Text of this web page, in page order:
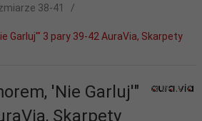
38-41
Garluj'" 3 pary 39-42 AuraVia, Skarpety
'Nie Garluj'"
Skarpety